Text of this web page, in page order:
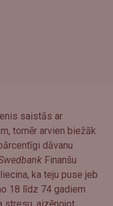
saistās ar
tomēr arvien biežāk
dāvanu
Finanšu
ka teju puse jeb
18 līdz 74 gadiem